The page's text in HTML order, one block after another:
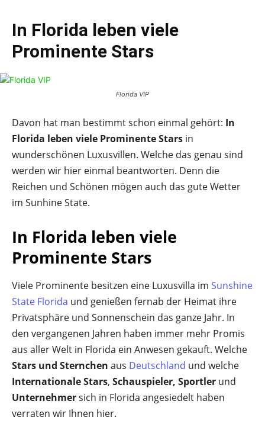
In Florida leben viele
Prominente Stars
Florida VIP
Davon hat man bestimmt schon einmal gehört: In
Florida leben viele Prominente Stars in
wunderschönen Luxusvillen. Welche das genau sind
werden wir hier einmal beantworten. Denn die
Reichen und Schönen mögen auch das gute Wetter
im Sunhine State.
In Florida leben viele
Prominente Stars
Viele Prominente besitzen eine Luxusvilla im Sunshine
State Florida und genießen fernab der Heimat ihre
Privatsphäre und Sonnenschein das ganze Jahr. In
den vergangenen Jahren haben immer mehr Promis
aus aller Welt in Florida ein Anwesen gekauft. Welche
Stars und Sternchen aus Deutschland und welche
Internationale Stars, Schauspieler, Sportler und
Unternehmersich in Florida angesiedelt haben
verraten wir Ihnen hier.